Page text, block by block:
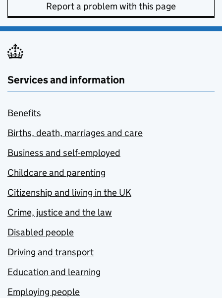
Report a problem with this page
Services and information
Benefits
Births, death, marriages and care
Business and self-employed
Childcare and parenting
Citizenship and living in the UK
Crime, justice and the law
Disabled people
Driving and transport
Education and learning
Employing people